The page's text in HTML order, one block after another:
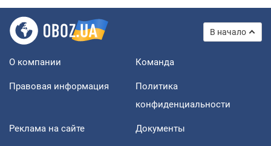
В начало
О компании Команда
Правовая информация
Политика
конфиденциальности
Реклама на сайте Документы